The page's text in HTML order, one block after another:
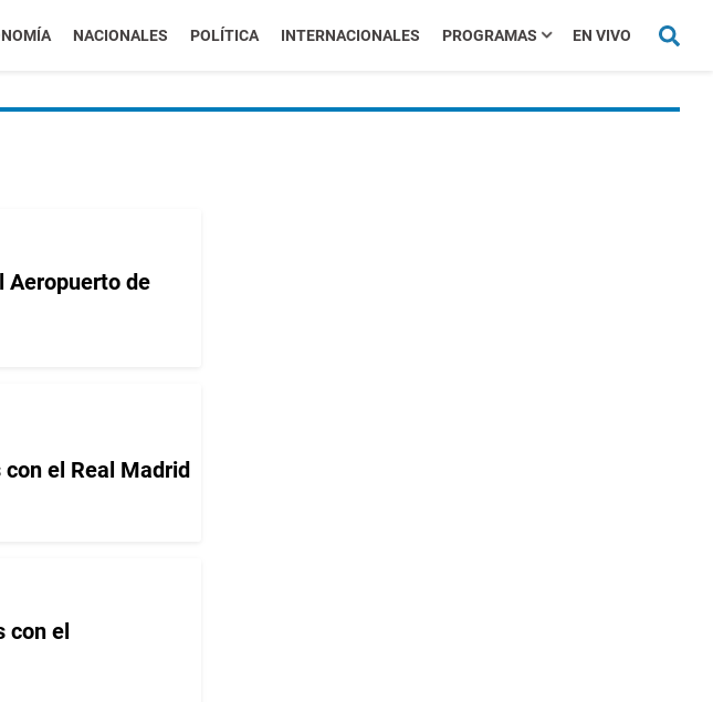
NACIONALES POLÍTICA INTERNACIONALES PROGRAMAS EN VIVO
Aeropuerto de
el Real Madrid
con el